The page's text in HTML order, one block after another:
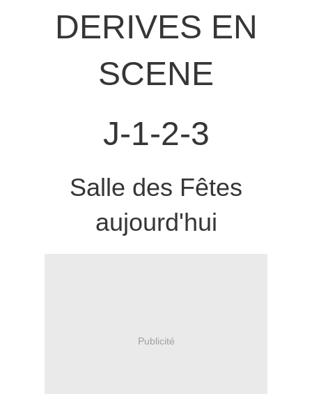
DERIVES EN
SCENE
J-1-2-3
Salle des Fêtes
aujourd'hui
Publicité